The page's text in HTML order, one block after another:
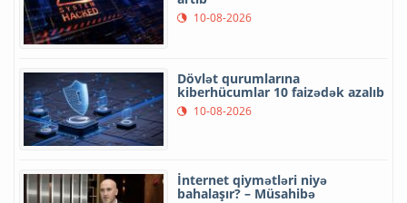
10-08-2026
Dövlət qurumlarına
kiberhücumlar 10 faizədək azalıb
10-08-2026
İnternet qiymətləri niyə
bahalaşır? – Müsahibə